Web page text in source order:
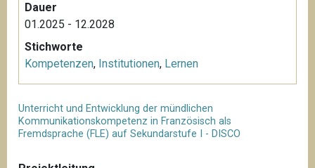
Dauer
01.2025 - 12.2028
Stichworte
Kompetenzen, Institutionen, Lernen
Unterricht und Entwicklung der mündlichen
Kommunikationskompetenz in Französisch als
Fremdsprache (FLE) auf Sekundarstufe I - DISCO